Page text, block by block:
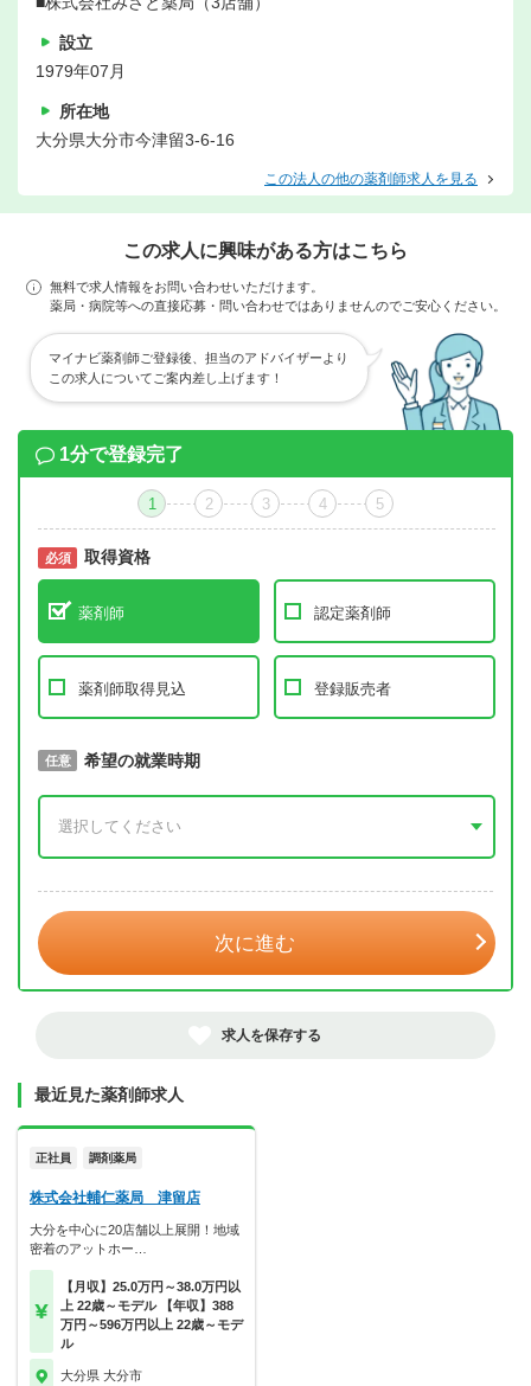
設立
1979年07月
所在地
大分県大分市今津留3-6-16
この法人の他の薬剤師求人を見る
この求人に興味がある方はこちら
無料で求人情報をお問い合わせいただけます。
薬局・病院等への直接応募・問い合わせではありませんのでご安心ください。
マイナビ薬剤師ご登録後、担当のアドバイザーより
この求人についてご案内差し上げます！
1分で登録完了
1 2 3 4 5
必須 取得資格
薬剤師 認定薬剤師
薬剤師取得見込 登録販売者
必須 取得予定年
任意 希望の就業時期
次に進む
求人を保存する
最近見た薬剤師求人
正社員 調剤薬局
株式会社輔仁薬局 津留店
大分を中心に20店舗以上展開！地域
密着のアットホー…
【月収】25.0万円～38.0万円以
上 22歳～モデル 【年収】388
万円～596万円以上 22歳～モデ
ル
大分県 大分市